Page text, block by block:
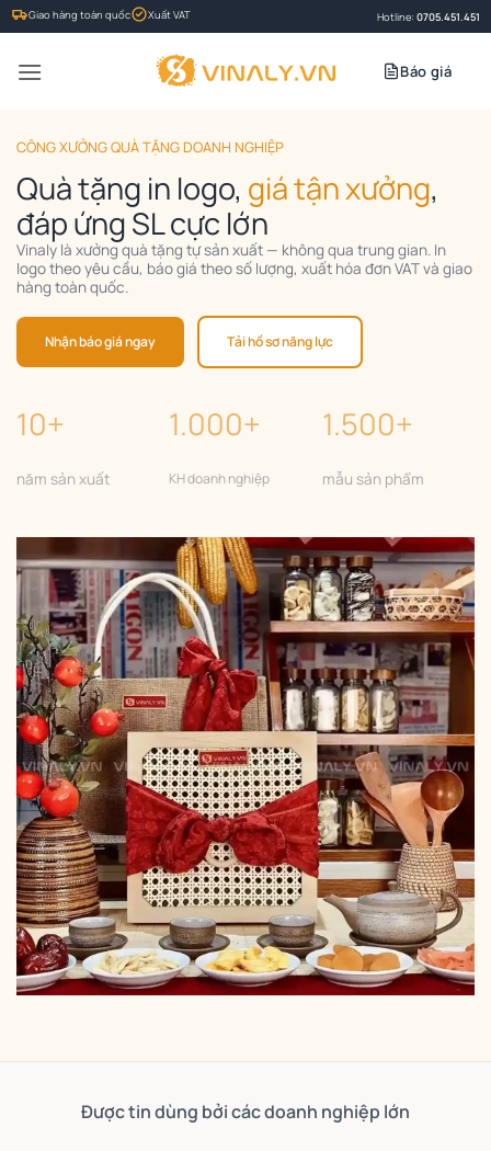
Bỏ
qua
nội
Giao hàng toàn quốc Xuất VAT Hotline: 0705.451.451
Báo giá
CÔNG XƯỞNG QUÀ TẶNG DOANH NGHIỆP
Quà tặng in logo, giá tận xưởng,
đáp ứng SL cực lớn
Vinaly là xưởng quà tặng tự sản xuất — không qua trung gian. In
logo theo yêu cầu, báo giá theo số lượng, xuất hóa đơn VAT và giao
hàng toàn quốc.
Nhận báo giá ngay Tải hồ sơ năng lực
10+
năm sản xuất
1.000+
KH doanh nghiệp
1.500+
mẫu sản phẩm
Được tin dùng bởi các doanh nghiệp lớn